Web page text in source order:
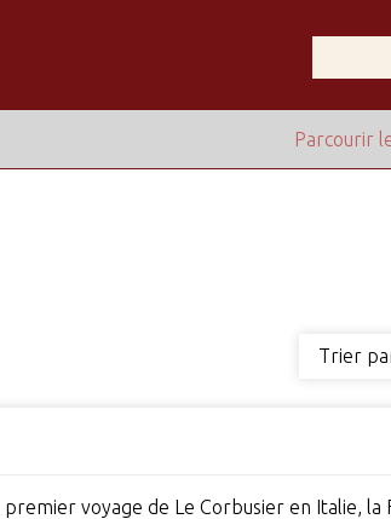
Parcourir
Trier
voyage de Le Corbusier en Italie, la